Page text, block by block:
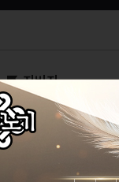
지비지
길드마스터 쭈린
길드원 수
39/ 200